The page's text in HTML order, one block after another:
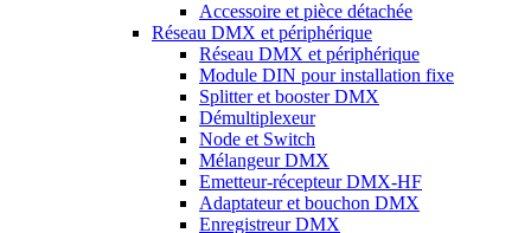
Accessoire et pièce détachée
Réseau DMX et périphérique
Réseau DMX et périphérique
Module DIN pour installation fixe
Splitter et booster DMX
Démultiplexeur
Node et Switch
Mélangeur DMX
Emetteur-récepteur DMX-HF
Adaptateur et bouchon DMX
Enregistreur DMX